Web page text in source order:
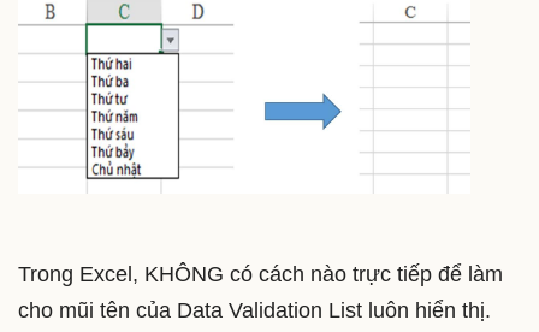
Trong Excel, KHÔNG có cách nào trực tiếp để làm
cho mũi tên của Data Validation List luôn hiển thị.